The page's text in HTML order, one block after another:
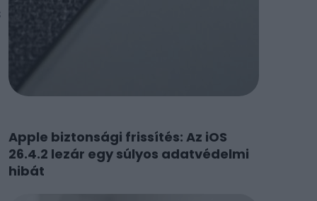
Apple biztonsági frissítés: Az iOS
26.4.2 lezár egy súlyos adatvédelmi
hibát